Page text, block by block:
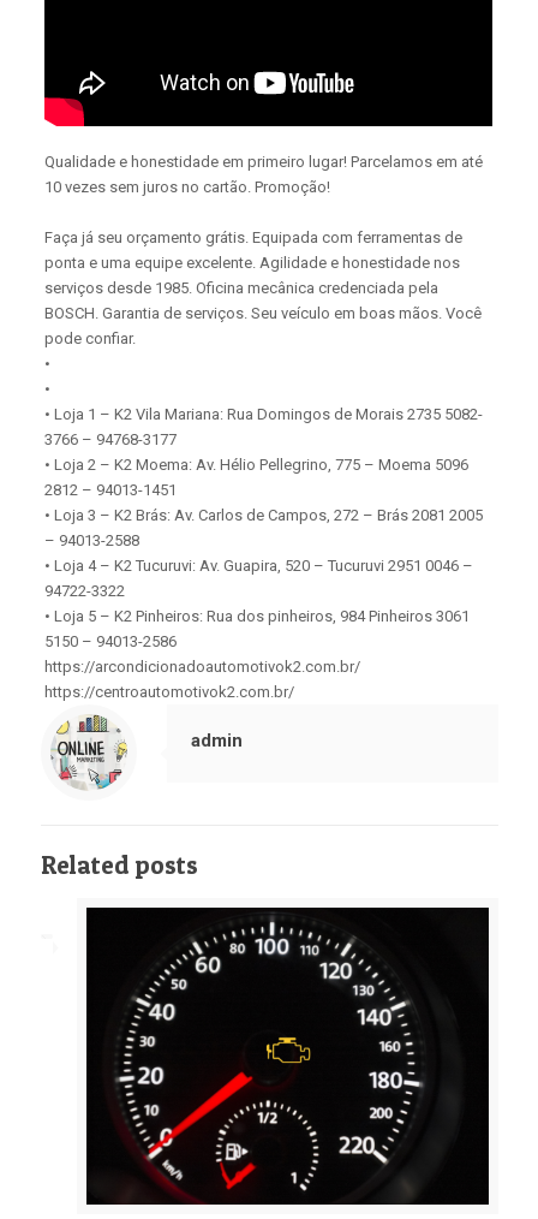
Qualidade e honestidade em primeiro lugar! Parcelamos em até
10 vezes sem juros no cartão. Promoção!
Faça já seu orçamento grátis. Equipada com ferramentas de
ponta e uma equipe excelente. Agilidade e honestidade nos
serviços desde 1985. Oficina mecânica credenciada pela
BOSCH. Garantia de serviços. Seu veículo em boas mãos. Você
pode confiar.
•
•
• Loja 1 – K2 Vila Mariana: Rua Domingos de Morais 2735 5082-
3766 – 94768-3177
• Loja 2 – K2 Moema: Av. Hélio Pellegrino, 775 – Moema 5096
2812 – 94013-1451
• Loja 3 – K2 Brás: Av. Carlos de Campos, 272 – Brás 2081 2005
– 94013-2588
• Loja 4 – K2 Tucuruvi: Av. Guapira, 520 – Tucuruvi 2951 0046 –
94722-3322
• Loja 5 – K2 Pinheiros: Rua dos pinheiros, 984 Pinheiros 3061
5150 – 94013-2586
https://arcondicionadoautomotivok2.com.br/
https://centroautomotivok2.com.br/
admin
Related posts